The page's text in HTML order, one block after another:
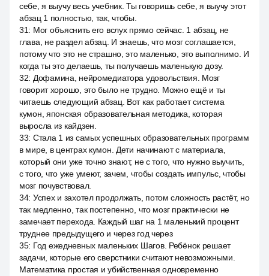
себе, я выучу весь учебник. Ты говоришь себе, я выучу этот
абзац 1 полностью, так, чтобы.
31: Мог объяснить его вслух прямо сейчас. 1 абзац, не
глава, не раздел абзац. И знаешь, что мозг соглашается,
потому что это не страшно, это маленько, это выполнимо. И
когда ты это делаешь, ты получаешь маленькую дозу.
32: Дофамина, нейромедиатора удовольствия. Мозг
говорит хорошо, это было не трудно. Можно ещё и ты
читаешь следующий абзац. Вот как работает система
кумон, японская образовательная методика, которая
выросла из кайдзен.
33: Стала 1 из самых успешных образовательных программ
в мире, в центрах кумон. Дети начинают с материала,
который они уже точно знают, не с того, что нужно выучить,
с того, что уже умеют, зачем, чтобы создать импульс, чтобы
мозг почувствовал.
34: Успех и захотел продолжать, потом сложность растёт, но
так медленно, так постепенно, что мозг практически не
замечает перехода. Каждый шаг на 1 маленький процент
труднее предыдущего и через год через
35: Год ежедневных маленьких Шагов. Ребёнок решает
задачи, которые его сверстники считают невозможными.
Математика простая и убийственная одновременно